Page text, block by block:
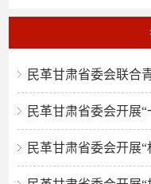
民革甘肃省委会联合
民革甘肃省委会开展
民革甘肃省委会开展